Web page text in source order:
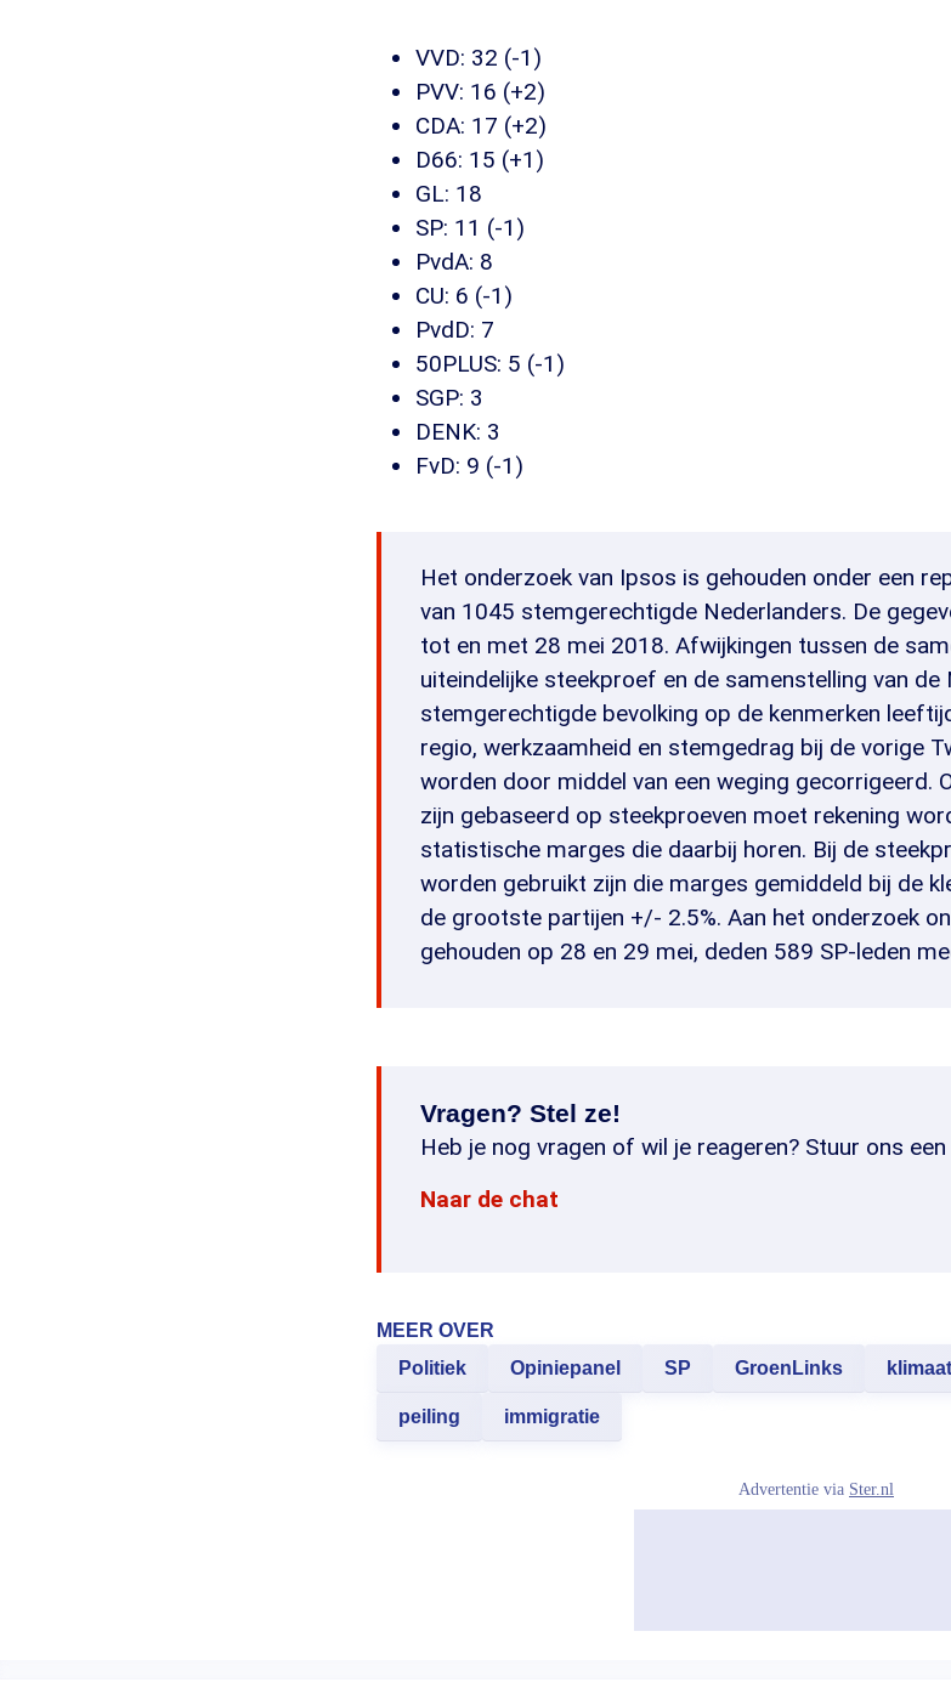
VVD: 32 (-1)
PVV: 16 (+2)
CDA: 17 (+2)
D66: 15 (+1)
GL: 18
SP: 11 (-1)
PvdA: 8
CU: 6 (-1)
PvdD: 7
50PLUS: 5 (-1)
SGP: 3
DENK: 3
FvD: 9 (-1)
Het onderzoek van Ipsos is gehouden onder een
van 1045 stemgerechtigde Nederlanders. De
tot en met 28 mei 2018. Afwijkingen tussen de
uiteindelijke steekproef en de samenstelling van de
stemgerechtigde bevolking op de kenmerken
regio, werkzaamheid en stemgedrag bij de vorige
worden door middel van een weging gecorrigeerd.
zijn gebaseerd op steekproeven moet rekening
statistische marges die daarbij horen. Bij de
worden gebruikt zijn die marges gemiddeld bij de
de grootste partijen +/- 2.5%. Aan het onderzoek
gehouden op 28 en 29 mei, deden 589 SP-leden
Vragen? Stel ze!
Heb je nog vragen of wil je reageren? Stuur ons
Naar de chat
MEER OVER
Politiek
Opiniepanel SP GroenLinks klimaat
peiling immigratie
Advertentie via Ster.nl